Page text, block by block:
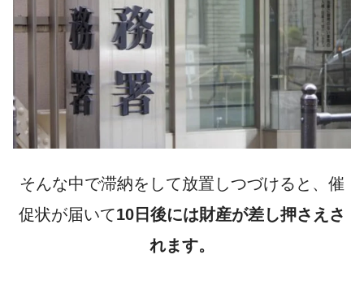
そんな中で滞納をして放置しつづけると、催
促状が届いて10日後には財産が差し押さえさ
れます。